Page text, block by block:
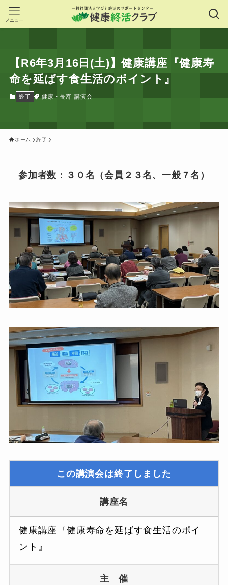
メニュー
【R6年3月16日(土)】健康講座『健康寿
命を延ばす食生活のポイント』
終了 健康・長寿 講演会
ホーム 終了
参加者数：３０名（会員２３名、一般７名）
この講演会は終了しました
講座名
健康講座『健康寿命を延ばす食生活のポイ
ント』
主 催